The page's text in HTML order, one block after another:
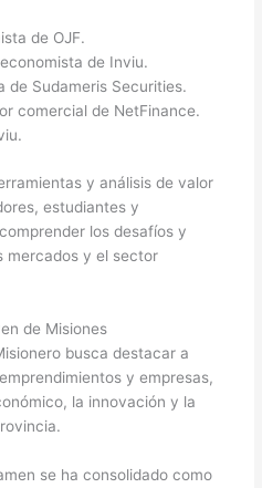
de OJF.
de Inviu.
de Sudameris Securities.
comercial de NetFinance.
y análisis de valor
estudiantes y
los desafíos y
mercados y el sector
de Misiones
busca destacar a
y empresas,
la innovación y la
se ha consolidado como